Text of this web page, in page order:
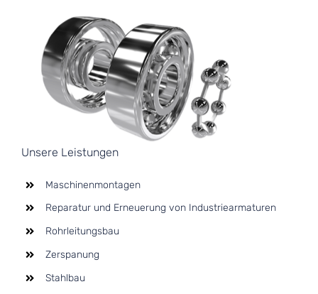
Unsere Leistungen
Maschinenmontagen
Reparatur und Erneuerung von Industriearmaturen
Rohrleitungsbau
Zerspanung
Stahlbau